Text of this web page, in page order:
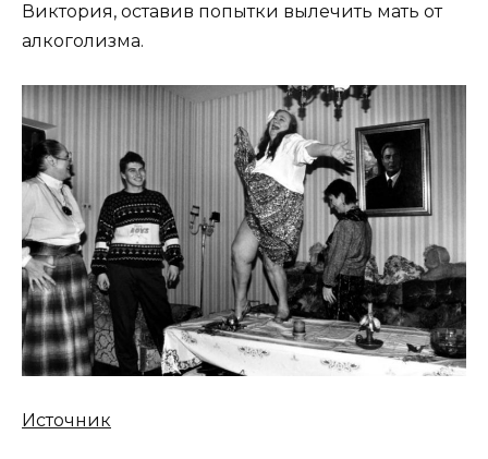
Виктория, оставив попытки вылечить мать от
алкоголизма.
Источник